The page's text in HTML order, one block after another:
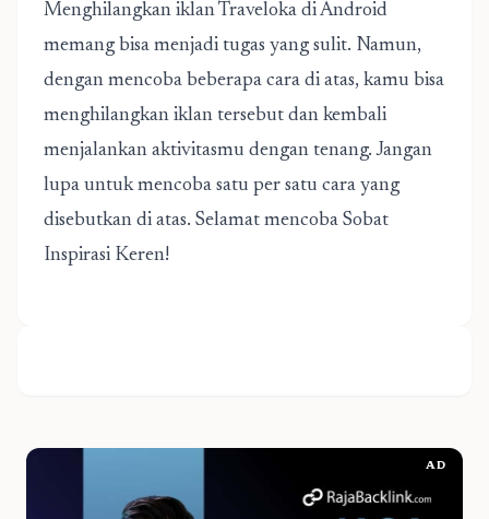
Menghilangkan iklan Traveloka di Android
memang bisa menjadi tugas yang sulit. Namun,
dengan mencoba beberapa cara di atas, kamu bisa
menghilangkan iklan tersebut dan kembali
menjalankan aktivitasmu dengan tenang. Jangan
lupa untuk mencoba satu per satu cara yang
disebutkan di atas. Selamat mencoba Sobat
Inspirasi Keren!
AD